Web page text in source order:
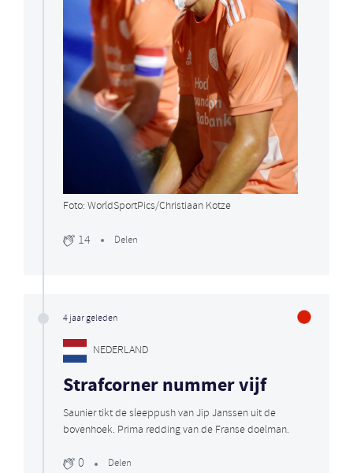
Foto: WorldSportPics/Christiaan Kotze
14 Delen
4 jaar geleden
NEDERLAND
Strafcorner nummer vijf
Saunier tikt de sleeppush van Jip Janssen uit de
bovenhoek. Prima redding van de Franse doelman.
0 Delen